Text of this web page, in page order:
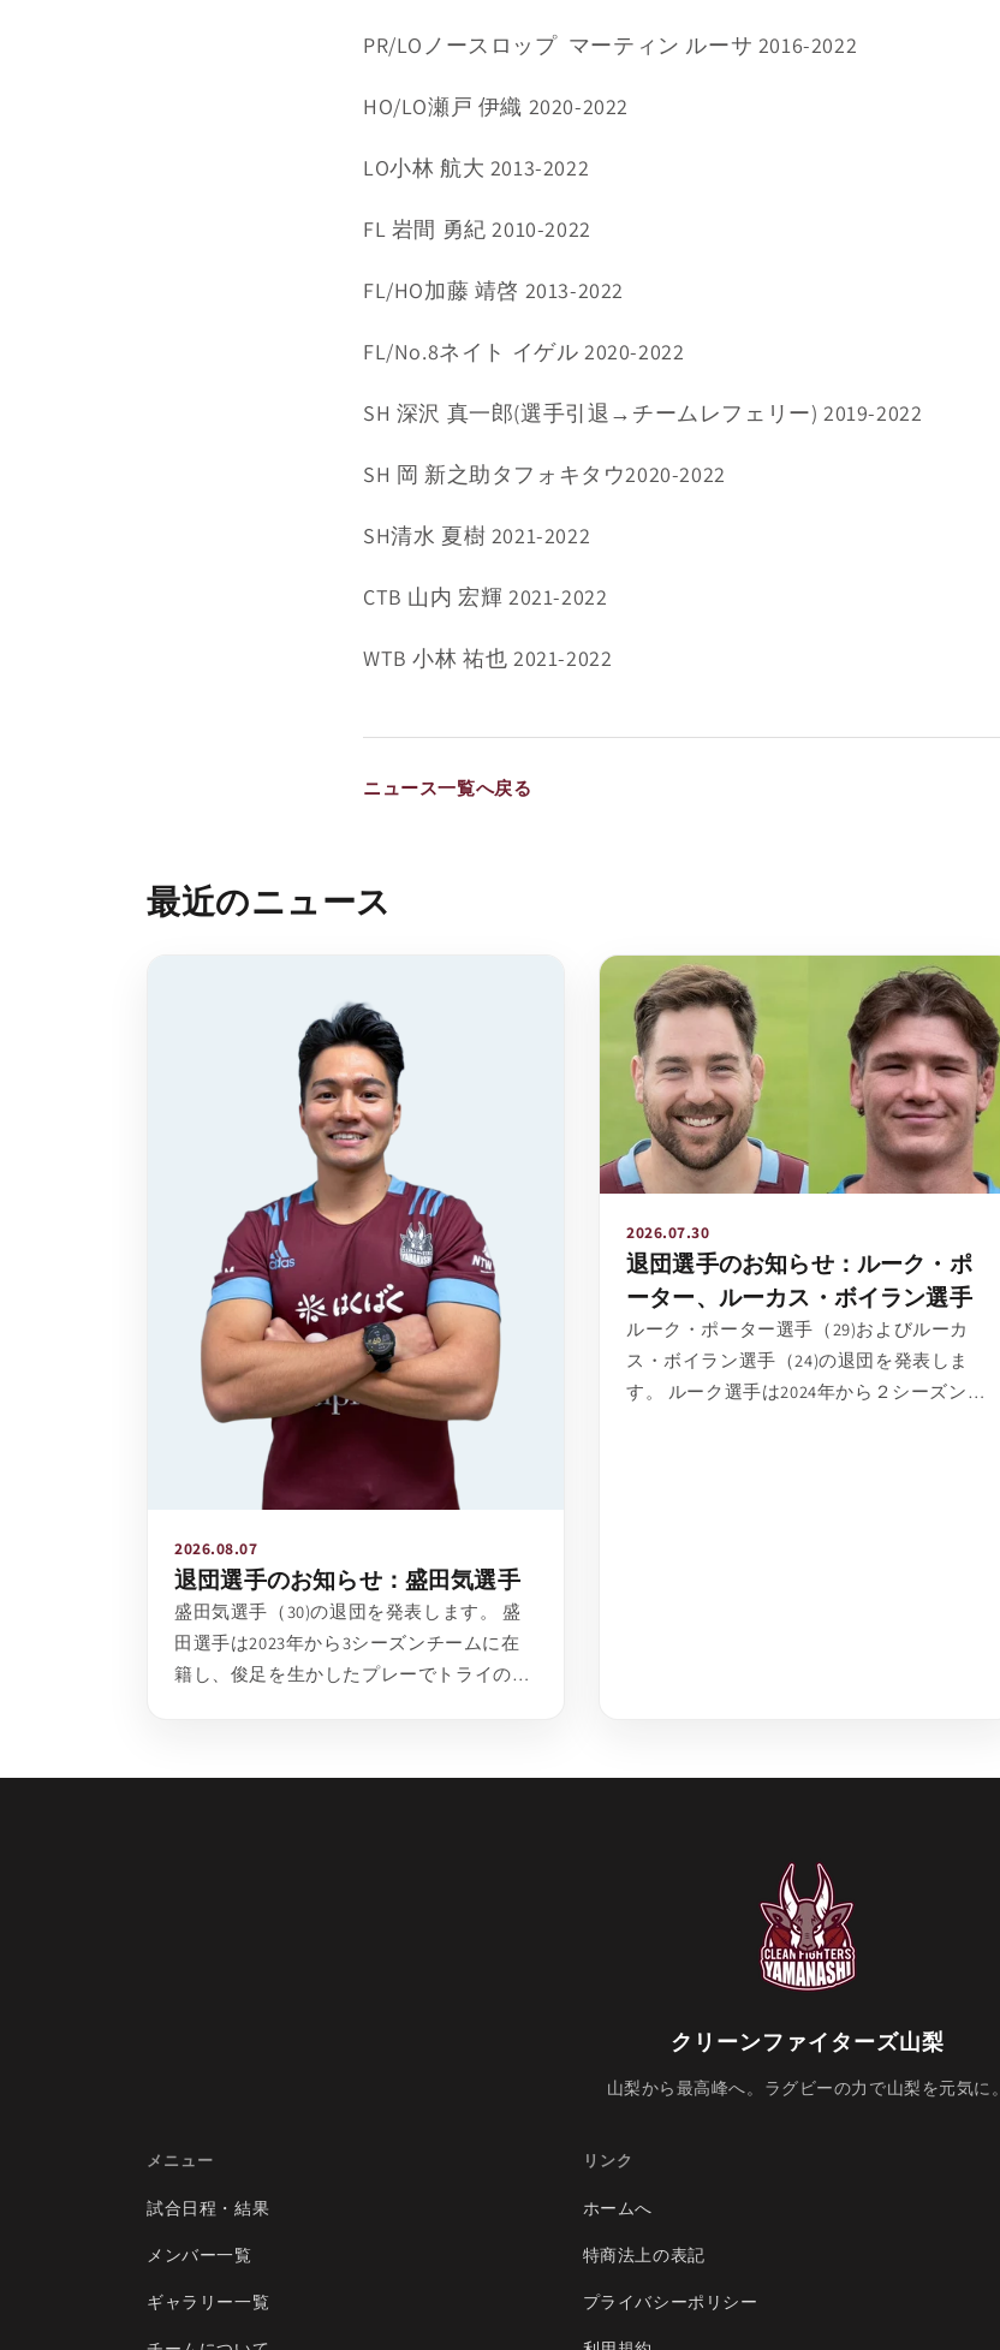
PR/LOノースロップ マーティン ルーサ 2016-2022
HO/LO瀬戸 伊織 2020-2022
LO小林 航大 2013-2022
FL 岩間 勇紀 2010-2022
FL/HO加藤 靖啓 2013-2022
FL/No.8ネイト イゲル 2020-2022
SH 深沢 真一郎(選手引退→チームレフェリー) 2019-2022
SH 岡 新之助タフォキタウ2020-2022
SH清水 夏樹 2021-2022
CTB 山内 宏輝 2021-2022
WTB 小林 祐也 2021-2022
ニュース一覧へ戻る
最近のニュース
2026.08.07
退団選手のお知らせ：盛田気選手
盛田気選手（30)の退団を発表します。 盛
田選手は2023年から3シーズンチームに在
籍し、俊足を生かしたプレーでトライの山
2026.07.30
退団選手のお知らせ：ルーク・ポ
ーター、ルーカス・ボイラン選手
ルーク・ポーター選手（29)およびルーカ
ス・ボイラン選手（24)の退団を発表しま
す。 ルーク選手は2024年から２シーズンチ
クリーンファイターズ山梨
山梨から最高峰へ。ラグビーの力で山梨を元気に。
メニュー
試合日程・結果
メンバー一覧
ギャラリー一覧
リンク
ホームへ
特商法上の表記
プライバシーポリシー